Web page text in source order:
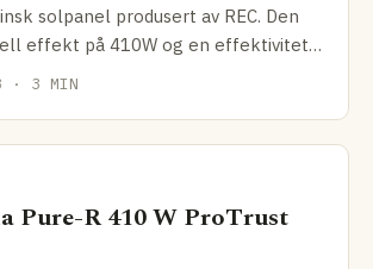
solpanel produsert av REC. Den
effekt på 410W og en effektivitet
som
· 3 MIN
Pure-R 410 W ProTrust